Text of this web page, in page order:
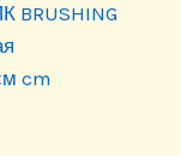
BRUSHING
cm